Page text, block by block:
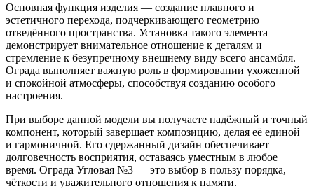
Основная функция изделия — создание плавного и
эстетичного перехода, подчеркивающего геометрию
отведённого пространства. Установка такого элемента
демонстрирует внимательное отношение к деталям и
стремление к безупречному внешнему виду всего ансамбля.
Ограда выполняет важную роль в формировании ухоженной
и спокойной атмосферы, способствуя созданию особого
настроения.
При выборе данной модели вы получаете надёжный и точный
компонент, который завершает композицию, делая её единой
и гармоничной. Его сдержанный дизайн обеспечивает
долговечность восприятия, оставаясь уместным в любое
время. Ограда Угловая №3 — это выбор в пользу порядка,
чёткости и уважительного отношения к памяти.